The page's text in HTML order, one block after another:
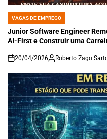
POSTED
IN
VAGAS DE EMPREGO
Junior Software Engineer
AI-First e Construir uma
on
20/04/2026 Roberto Zago